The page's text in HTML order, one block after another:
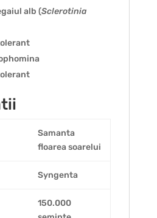
alb (Sclerotinia
Samanta
floarea soarelui
Syngenta
150.000